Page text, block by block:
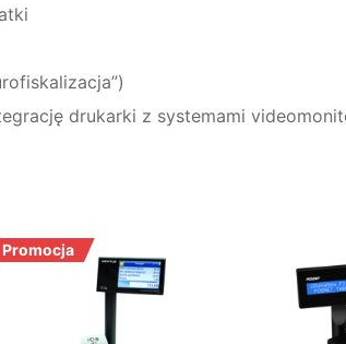
drukarki z systemami
Promocja